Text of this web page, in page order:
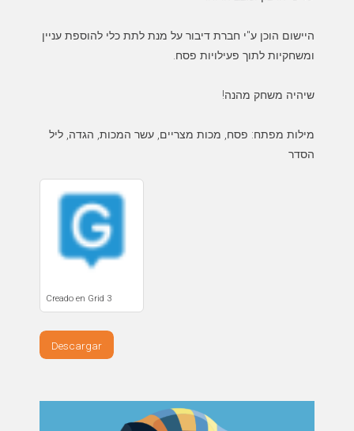
היישום הוכן ע"י חברת דיבור על מנת לתת כלי להוספת עניין
מילות מפתח: פסח, מכות מצריים, עשר המכות, הגדה, ליל
הסדר
Creado en Grid 3
Descargar